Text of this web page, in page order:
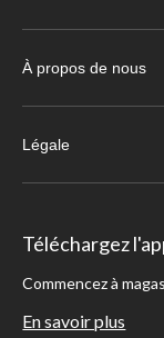
À propos de nous
Légale
Téléchargez
Commencez à
En savoir plus